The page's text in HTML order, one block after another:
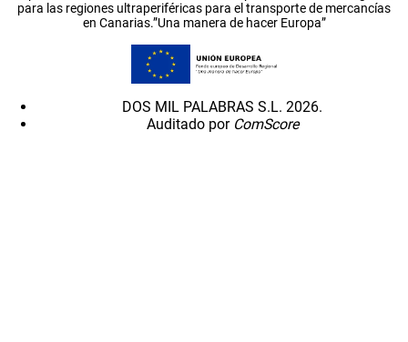
para las regiones ultraperiféricas para el transporte de mercancías
en Canarias.”Una manera de hacer Europa”
DOS MIL PALABRAS S.L. 2026.
Auditado por ComScore